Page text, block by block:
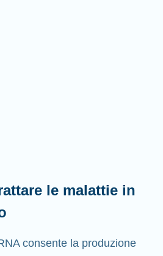
le malattie in
consente la produzione